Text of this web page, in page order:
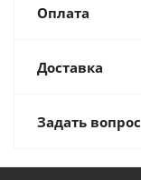
Оплата
Доставка
Задать вопрос